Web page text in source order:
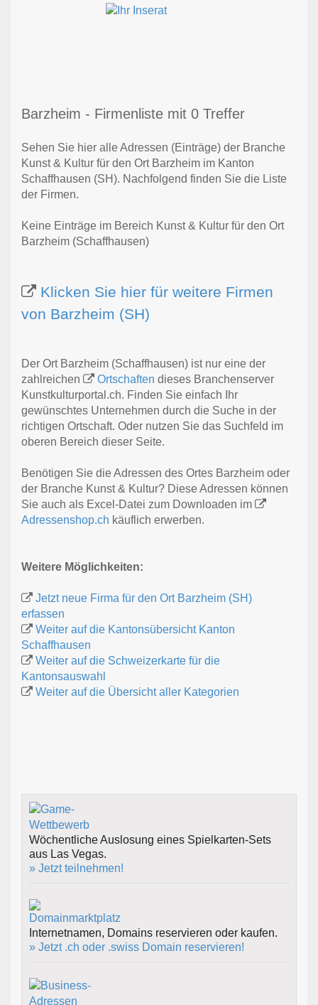
Barzheim - Firmenliste mit 0 Treffer
Sehen Sie hier alle Adressen (Einträge) der Branche
Kunst & Kultur für den Ort Barzheim im Kanton
Schaffhausen (SH). Nachfolgend finden Sie die Liste
der Firmen.
Keine Einträge im Bereich Kunst & Kultur für den Ort
Barzheim (Schaffhausen)
Klicken Sie hier für weitere Firmen
von Barzheim (SH)
Der Ort Barzheim (Schaffhausen) ist nur eine der
zahlreichen
Ortschaften dieses Branchenserver
Kunstkulturportal.ch. Finden Sie einfach Ihr
gewünschtes Unternehmen durch die Suche in der
richtigen Ortschaft. Oder nutzen Sie das Suchfeld im
oberen Bereich dieser Seite.
Benötigen Sie die Adressen des Ortes Barzheim oder
der Branche Kunst & Kultur? Diese Adressen können
Sie auch als Excel-Datei zum Downloaden im
Adressenshop.ch käuflich erwerben.
Weitere Möglichkeiten:
Jetzt neue Firma für den Ort Barzheim (SH)
erfassen
Weiter auf die Kantonsübersicht Kanton
Schaffhausen
Weiter auf die Schweizerkarte für die
Kantonsauswahl
Weiter auf die Übersicht aller Kategorien
Wöchentliche Auslosung eines Spielkarten-Sets
aus Las Vegas.
» Jetzt teilnehmen!
Internetnamen, Domains reservieren oder kaufen.
» Jetzt .ch oder .swiss Domain reservieren!